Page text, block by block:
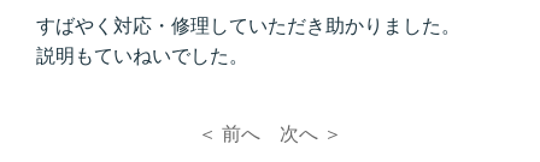
すばやく対応・修理していただき助かりました。
説明もていねいでした。
＜ 前へ 次へ ＞